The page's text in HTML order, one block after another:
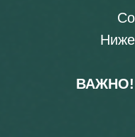
ВАЖНО!